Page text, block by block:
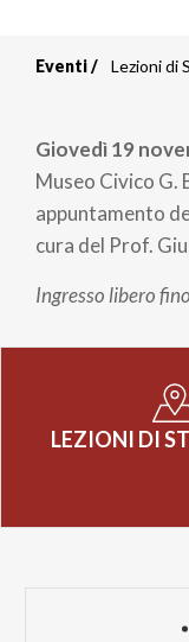
di
pane
Eventi Lezioni di
Giovedì 19
Museo Civico G.
appuntamento
cura del Prof.
Ingresso libero
LEZIONI DI